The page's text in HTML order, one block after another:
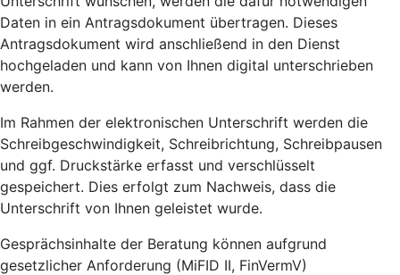
Daten in ein Antragsdokument übertragen. Dieses
Antragsdokument wird anschließend in den Dienst
hochgeladen und kann von Ihnen digital unterschrieben
werden.
Im Rahmen der elektronischen Unterschrift werden die
Schreibgeschwindigkeit, Schreibrichtung, Schreibpausen
und ggf. Druckstärke erfasst und verschlüsselt
gespeichert. Dies erfolgt zum Nachweis, dass die
Unterschrift von Ihnen geleistet wurde.
Gesprächsinhalte der Beratung können aufgrund
gesetzlicher Anforderung (MiFID II, FinVermV)